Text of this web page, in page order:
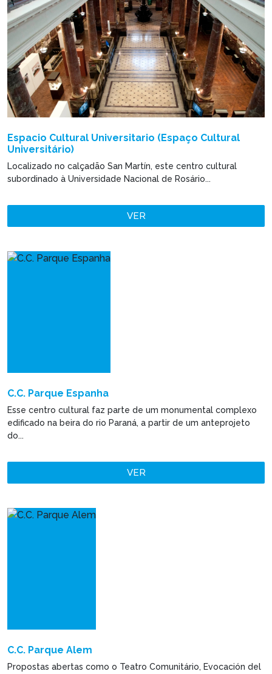
Espacio Cultural Universitario (Espaço Cultural
Universitário)
Localizado no calçadão San Martín, este centro cultural
subordinado à Universidade Nacional de Rosário...
VER
C.C. Parque Espanha
Esse centro cultural faz parte de um monumental complexo
edificado na beira do rio Paraná, a partir de um anteprojeto
do...
VER
C.C. Parque Alem
Propostas abertas como o Teatro Comunitário, Evocación del